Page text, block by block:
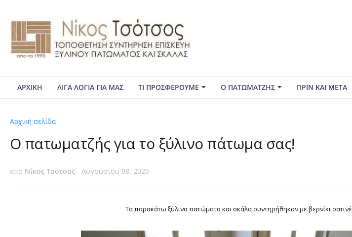
ΑΡΧΙΚΗ ΛΙΓΑ ΛΟΓΙΑ ΓΙΑ ΜΑΣ ΤΙ ΠΡΟΣΦΕΡΟΥΜΕ Ο ΠΑΤΩΜΑΤΖΗΣ ΠΡΙΝ ΚΑΙ ΜΕΤΑ
Αρχική σελίδα
Ο πατωματζής για το ξύλινο πάτωμα σας!
απο Νίκος Τσότσος - Αυγούστου 08, 2020
Τα παρακάτω ξύλινα πατώματα και σκάλα συντηρήθηκαν με βερνίκι σατινέ